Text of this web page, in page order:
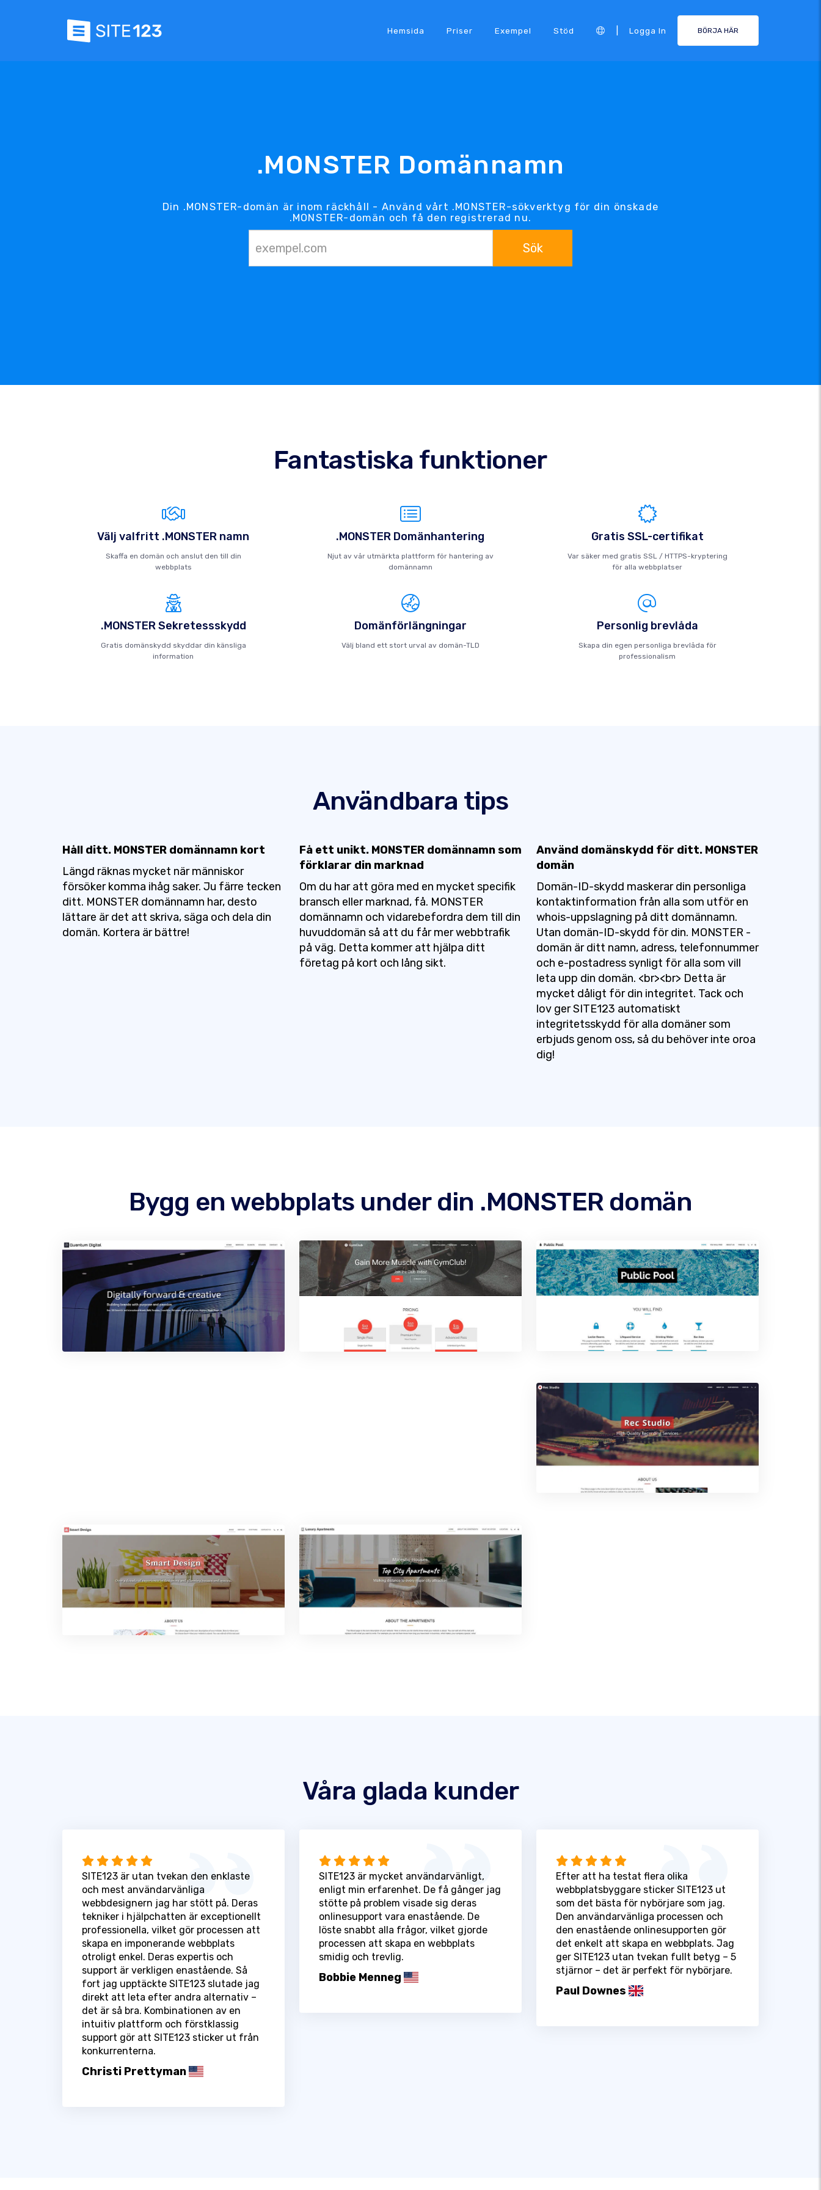
Hemsida Priser Exempel Stöd Logga In BÖRJA HÄR
.MONSTER Domännamn
Din .MONSTER-domän är inom räckhåll - Använd vårt .MONSTER-sökverktyg för din önskade
.MONSTER-domän och få den registrerad nu.
Sök
Fantastiska funktioner
Välj valfritt .MONSTER namn
Skaffa en domän och anslut den till din
webbplats
.MONSTER Domänhantering
Njut av vår utmärkta plattform för hantering av
domännamn
Gratis SSL-certifikat
Var säker med gratis SSL / HTTPS-kryptering
för alla webbplatser
.MONSTER Sekretessskydd
Gratis domänskydd skyddar din känsliga
information
Domänförlängningar
Välj bland ett stort urval av domän-TLD
Personlig brevlåda
Skapa din egen personliga brevlåda för
professionalism
Användbara tips
Håll ditt. MONSTER domännamn kort
Längd räknas mycket när människor
försöker komma ihåg saker. Ju färre tecken
ditt. MONSTER domännamn har, desto
lättare är det att skriva, säga och dela din
domän. Kortera är bättre!
Få ett unikt. MONSTER domännamn som
förklarar din marknad
Om du har att göra med en mycket specifik
bransch eller marknad, få. MONSTER
domännamn och vidarebefordra dem till din
huvuddomän så att du får mer webbtrafik
på väg. Detta kommer att hjälpa ditt
företag på kort och lång sikt.
Använd domänskydd för ditt. MONSTER
domän
Domän-ID-skydd maskerar din personliga
kontaktinformation från alla som utför en
whois-uppslagning på ditt domännamn.
Utan domän-ID-skydd för din. MONSTER -
domän är ditt namn, adress, telefonnummer
och e-postadress synligt för alla som vill
leta upp din domän. <br><br> Detta är
mycket dåligt för din integritet. Tack och
lov ger SITE123 automatiskt
integritetsskydd för alla domäner som
erbjuds genom oss, så du behöver inte oroa
dig!
Bygg en webbplats under din .MONSTER domän
Våra glada kunder
SITE123 är utan tvekan den enklaste
och mest användarvänliga
webbdesignern jag har stött på. Deras
tekniker i hjälpchatten är exceptionellt
professionella, vilket gör processen att
skapa en imponerande webbplats
otroligt enkel. Deras expertis och
support är verkligen enastående. Så
fort jag upptäckte SITE123 slutade jag
direkt att leta efter andra alternativ –
det är så bra. Kombinationen av en
intuitiv plattform och förstklassig
support gör att SITE123 sticker ut från
konkurrenterna.
Christi Prettyman
SITE123 är mycket användarvänligt,
enligt min erfarenhet. De få gånger jag
stötte på problem visade sig deras
onlinesupport vara enastående. De
löste snabbt alla frågor, vilket gjorde
processen att skapa en webbplats
smidig och trevlig.
Bobbie Menneg
Efter att ha testat flera olika
webbplatsbyggare sticker SITE123 ut
som det bästa för nybörjare som jag.
Den användarvänliga processen och
den enastående onlinesupporten gör
det enkelt att skapa en webbplats. Jag
ger SITE123 utan tvekan fullt betyg – 5
stjärnor – det är perfekt för nybörjare.
Paul Downes